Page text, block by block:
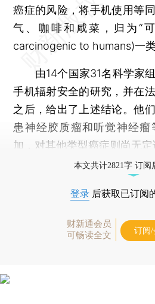
癌症的风险，将手机使用等
气、咖啡和咸菜，归为“
carcinogenic to humans)一类
由14个国家31名科学家组
手机辐射安全的研究，并在
之后，给出了上述结论。他
患神经胶质瘤和听觉神经
加，对其他类型癌症则尚无定
本文共计2821字 订阅
登录 后获取已订阅
财新通会员
可畅读全文
订阅/